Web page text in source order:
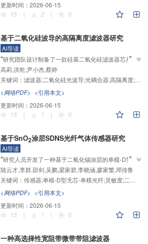
更新时间： 2026-06-15
15
| 2 | 0
基于二氧化硅波导的高隔离度滤波器研究
AI导读
“研究团队设计制备了一款硅基二氧化硅滤波器芯片，
采用2×2光耦合器级联设计，为解决传统的滤波器芯片
传输损耗高和隔离度低等问题提供解决方案，该芯片传
输损耗小于1 dB，隔离度最高可达42.15 dB，有广阔
的发展前景。”
”
高莉,洪乾,尹小杰,蔡婷
关键词： 滤波器;二氧化硅光波导;光耦合器;高隔离度;低传输损耗
<网络PDF> <引用本文>
更新时间： 2026-06-15
15
| 1 | 0
基于SnO2涂层SDNS光纤气体传感器研究
AI导读
“研究人员开发了一种基于二氧化锡涂层的单模-D型无
芯-单模光纤结构的高灵敏度硫化氢传感器，建立了二
氧化锡膜层折射率变化量与透射谱谐振波长漂移量的函
数关系，为电气设备中六氟化硫分解气体的有效检测提
供了解决方案。”
”
陆云才,李群,邵剑,吴鹏,梁家碧,李晓涵,廖家繁,邓传鲁
关键词： 传感器;单模-D型无芯-单模光纤;灵敏度;二氧化锡;多模干涉
<网络PDF> <引用本文>
更新时间： 2026-06-15
15
| 1 | 0
一种高选择性宽阻带微带带阻滤波器